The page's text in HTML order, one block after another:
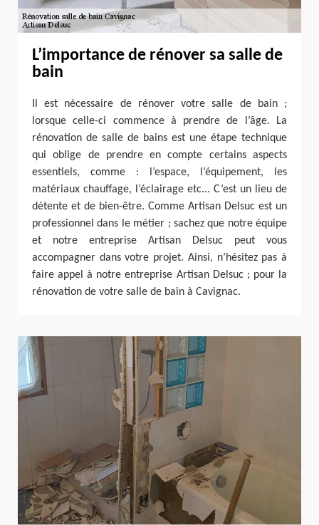
L’importance de rénover sa salle de
bain
Il est nécessaire de rénover votre salle de bain ;
lorsque celle-ci commence à prendre de l’âge. La
rénovation de salle de bains est une étape technique
qui oblige de prendre en compte certains aspects
essentiels, comme : l’espace, l’équipement, les
matériaux chauffage, l’éclairage etc... C’est un lieu de
détente et de bien-être. Comme Artisan Delsuc est un
professionnel dans le métier ; sachez que notre équipe
et notre entreprise Artisan Delsuc peut vous
accompagner dans votre projet. Ainsi, n’hésitez pas à
faire appel à notre entreprise Artisan Delsuc ; pour la
rénovation de votre salle de bain à Cavignac.